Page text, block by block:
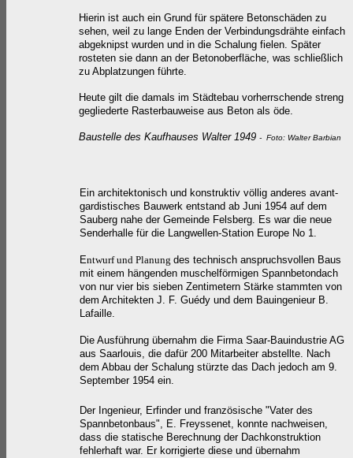
Hierin ist auch ein Grund für spätere Betonschäden zu
sehen, weil zu lange Enden der Verbindungsdrähte einfach
abgeknipst wurden und in die Schalung fielen. Später
rosteten sie dann an der Betonoberfläche, was schließlich
zu Abplatzungen führte.
Heute gilt die damals im Städtebau vorherrschende streng
gegliederte Rasterbauweise aus Beton als öde.
Baustelle des Kaufhauses Walter 1949 - Foto: Walter Barbian
Ein architektonisch und konstruktiv völlig anderes avant-
gardistisches Bauwerk entstand ab Juni 1954 auf dem
Sauberg nahe der Gemeinde Felsberg. Es war die neue
Senderhalle für die Langwellen-Station Europe No 1.
Entwurf und Planung des technisch anspruchsvollen Baus
mit einem hängenden muschelförmigen Spannbetondach
von nur vier bis sieben Zentimetern Stärke stammten von
dem Architekten J. F. Guédy und dem Bauingenieur B.
Lafaille.
Die Ausführung übernahm die Firma Saar-Bauindustrie AG
aus Saarlouis, die dafür 200 Mitarbeiter abstellte. Nach
dem Abbau der Schalung stürzte das Dach jedoch am 9.
September 1954 ein.
Der Ingenieur, Erfinder und französische"Vater des
Spannbetonbaus", E. Freyssenet, konnte nachweisen,
dass die statische Berechnung der Dachkonstruktion
fehlerhaft war. Er korrigierte diese und übernahm